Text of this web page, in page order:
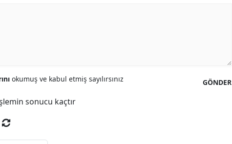
GÖNDER
okumuş ve kabul etmiş sayılırsınız
sonucu kaçtır